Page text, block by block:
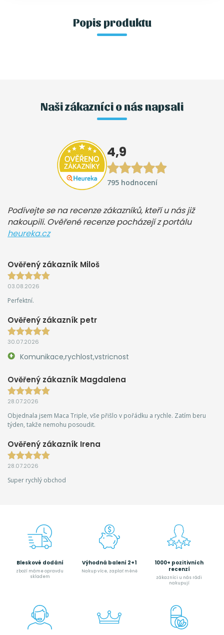
Popis produktu
Naši zákazníci o nás napsali
4,9
795 hodnocení
Podívejte se na recenze zákazníků, kteří u nás již
nakoupili. Ověřené recenze pocházejí z portálu
heureka.cz
Ověřený zákazník Miloš
03.08.2026
Perfektní.
Ověřený zákazník petr
30.07.2026
Komunikace,rychlost,vstricnost
Ověřený zákazník Magdalena
28.07.2026
Objednala jsem Maca Triple, vše přišlo v pořádku a rychle. Zatím beru
týden, takže nemohu posoudit.
Ověřený zákazník Irena
28.07.2026
Super rychlý obchod
Bleskové dodání
zboží máme opravdu
skladem
Výhodná balení 2+1
Nakup více, zaplať méně
1000+ pozitivních
recenzí
zákazníci u nás rádi
nakupují